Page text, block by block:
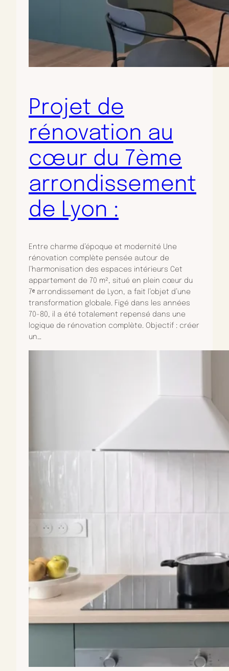
Projet de
rénovation au
cœur du 7ème
arrondissement
de Lyon :
Entre charme d’époque et modernité Une
rénovation complète pensée autour de
l’harmonisation des espaces intérieurs Cet
appartement de 70 m², situé en plein cœur du
7ᵉ arrondissement de Lyon, a fait l’objet d’une
transformation globale. Figé dans les années
70-80, il a été totalement repensé dans une
logique de rénovation complète. Objectif : créer
un…